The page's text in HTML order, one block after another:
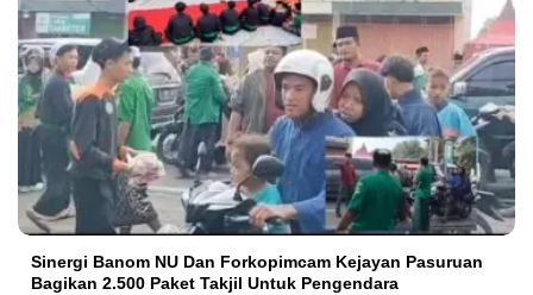
Sinergi Banom NU Dan Forkopimcam Kejayan Pasuruan
Bagikan 2.500 Paket Takjil Untuk Pengendara